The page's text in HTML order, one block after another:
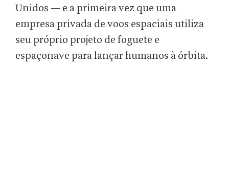
Unidos — e a primeira vez que uma
empresa privada de voos espaciais utiliza
seu próprio projeto de foguete e
espaçonave para lançar humanos à órbita.